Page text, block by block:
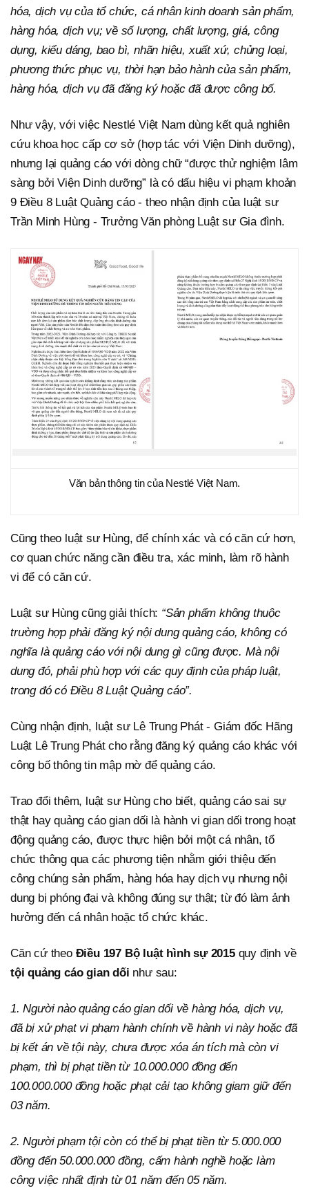
hóa, dịch vụ của tổ chức, cá nhân kinh doanh sản phẩm,
hàng hóa, dịch vụ; về số lượng, chất lượng, giá, công
dụng, kiểu dáng, bao bì, nhãn hiệu, xuất xứ, chủng loại,
phương thức phục vụ, thời hạn bảo hành của sản phẩm,
hàng hóa, dịch vụ đã đăng ký hoặc đã được công bố.
Như vậy, với việc Nestlé Việt Nam dùng kết quả nghiên
cứu khoa học cấp cơ sở (hợp tác với Viện Dinh dưỡng),
nhưng lại quảng cáo với dòng chữ “được thử nghiệm lâm
sàng bởi Viện Dinh dưỡng” là có dấu hiệu vi phạm khoản
9 Điều 8 Luật Quảng cáo - theo nhận định của luật sư
Trần Minh Hùng - Trưởng Văn phòng Luật sư Gia đình.
Văn bản thông tin của Nestlé Việt Nam.
Cũng theo luật sư Hùng, để chính xác và có căn cứ hơn,
cơ quan chức năng cần điều tra, xác minh, làm rõ hành
vi để có căn cứ.
Luật sư Hùng cũng giải thích: “Sản phẩm không thuộc
trường hợp phải đăng ký nội dung quảng cáo, không có
nghĩa là quảng cáo với nội dung gì cũng được. Mà nội
dung đó, phải phù hợp với các quy định của pháp luật,
trong đó có Điều 8 Luật Quảng cáo”.
Cùng nhận định, luật sư Lê Trung Phát - Giám đốc Hãng
Luật Lê Trung Phát cho rằng đăng ký quảng cáo khác với
công bố thông tin mập mờ để quảng cáo.
Trao đổi thêm, luật sư Hùng cho biết, quảng cáo sai sự
thật hay quảng cáo gian dối là hành vi gian dối trong hoạt
động quảng cáo, được thực hiện bởi một cá nhân, tổ
chức thông qua các phương tiện nhằm giới thiệu đến
công chúng sản phẩm, hàng hóa hay dịch vụ nhưng nội
dung bị phóng đại và không đúng sự thật; từ đó làm ảnh
hưởng đến cá nhân hoặc tổ chức khác.
Căn cứ theo Điều 197 Bộ luật hình sự 2015quy định về
tội quảng cáo gian dối như sau:
1. Người nào quảng cáo gian dối về hàng hóa, dịch vụ,
đã bị xử phạt vi phạm hành chính về hành vi này hoặc đã
bị kết án về tội này, chưa được xóa án tích mà còn vi
phạm, thì bị phạt tiền từ 10.000.000 đồng đến
100.000.000 đồng hoặc phạt cải tạo không giam giữ đến
03 năm.
2. Người phạm tội còn có thể bị phạt tiền từ 5.000.000
đồng đến 50.000.000 đồng, cấm hành nghề hoặc làm
công việc nhất định từ 01 năm đến 05 năm.